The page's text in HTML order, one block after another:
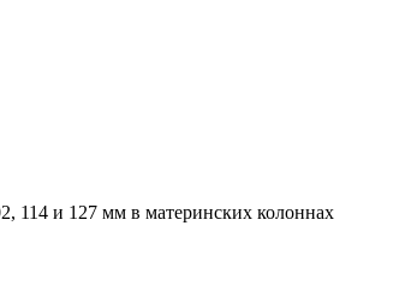
114 и 127 мм в материнских колоннах